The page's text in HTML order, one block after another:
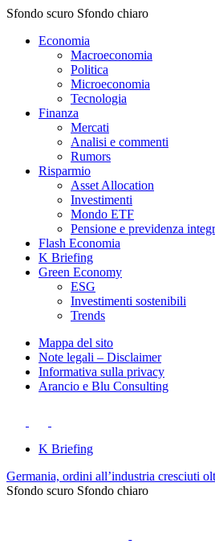
Sfondo scuro Sfondo chiaro
Economia
Macroeconomia
Politica
Microeconomia
Tecnologia
Finanza
Mercati
Analisi e commenti
Rumors
Risparmio
Asset Allocation
Investimenti
Mondo ETF
Pensione e previdenza
Flash Economia
K Briefing
Green Economy
ESG
Investimenti sostenibili
Trends
Mappa del sito
Note legali – Disclaimer
Informativa sulla privacy
Arancio e Blu Consulting
K Briefing
Germania, ordini all’industria cresciuti
Sfondo scuro Sfondo chiaro